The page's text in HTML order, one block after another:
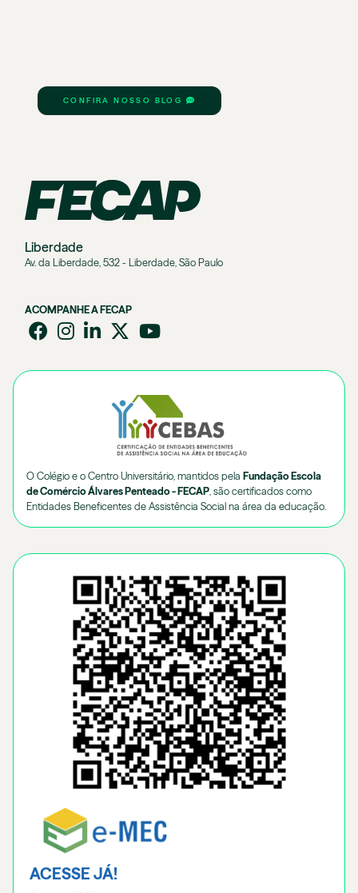
CONFIRA NOSSO BLOG
Liberdade
Av. da Liberdade, 532 - Liberdade, São Paulo
ACOMPANHE A FECAP
O Colégio e o Centro Universitário, mantidos pela Fundação Escola
de Comércio Álvares Penteado - FECAP , são certificados como
Entidades Beneficentes de Assistência Social na área da educação.
ACESSE JÁ!